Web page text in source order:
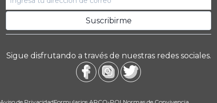
Sigue disfrutando a través de nuestras redes sociales.